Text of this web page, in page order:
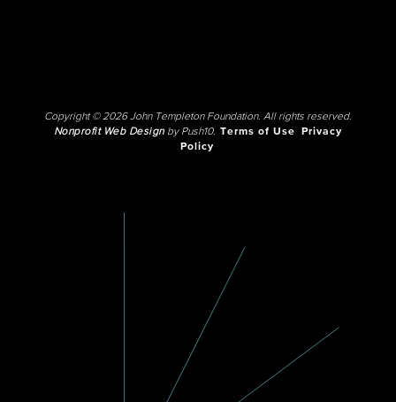
Copyright © 2026 John Templeton Foundation. All rights reserved.
Nonprofit Web Designby Push10. Terms of Use
Privacy
Policy